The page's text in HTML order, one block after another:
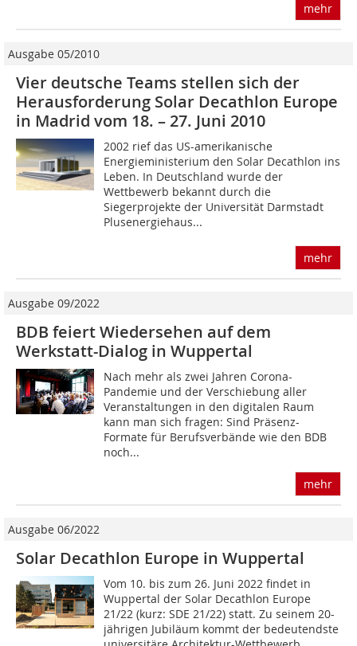
mehr
Ausgabe 05/2010
Vier deutsche Teams stellen sich der
Herausforderung Solar Decathlon Europe
in Madrid vom 18. – 27. Juni 2010
2002 rief das US-amerikanische
Energieministerium den Solar Decathlon ins
Leben. In Deutschland wurde der
Wettbewerb bekannt durch die
Siegerprojekte der Universität Darm­stadt
Plusenergiehaus...
mehr
Ausgabe 09/2022
BDB feiert Wiedersehen auf dem
Werkstatt-Dialog in Wuppertal
Nach mehr als zwei Jahren Corona-
Pandemie und der Verschiebung aller
Veranstaltungen in den digitalen Raum
kann man sich fragen: Sind Präsenz-
Formate für Berufsverbände wie den BDB
noch...
mehr
Ausgabe 06/2022
Solar Decathlon Europe in Wuppertal
Vom 10. bis zum 26. Juni 2022 findet in
Wuppertal der Solar Decathlon Europe
21/22 (kurz: SDE 21/22) statt. Zu seinem 20-
jährigen Jubiläum kommt der bedeutendste